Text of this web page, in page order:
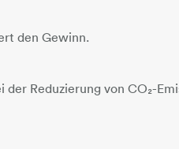
den Gewinn.
der Reduzierung von CO₂-